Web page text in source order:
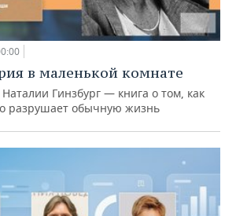
в маленькой комнате
Гинзбург — книга о том, как
разрушает обычную жизнь